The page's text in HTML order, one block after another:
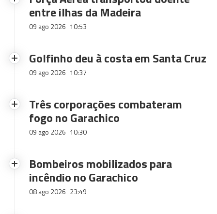
entre ilhas da Madeira
09 ago 2026 10:53
Golfinho deu à costa em Santa Cruz
09 ago 2026 10:37
Três corporações combateram
fogo no Garachico
09 ago 2026 10:30
Bombeiros mobilizados para
incêndio no Garachico
08 ago 2026 23:49